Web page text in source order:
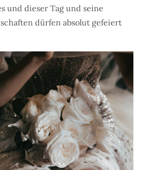
und dieser Tag und seine
dürfen absolut gefeiert